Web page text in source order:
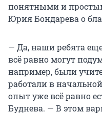
понятными и
Юрия Бондарева о
— Да, наши ребята
всё равно могут
например, были
работали в
опыт уже всё равно
Буднева. — В этом